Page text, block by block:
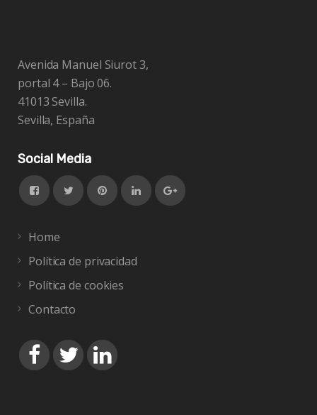
Avenida Manuel Siurot 3,
portal 4 – Bajo 06.
41013 Sevilla.
Sevilla, España
Social Media
Home
Política de privacidad
Política de cookies
Contacto